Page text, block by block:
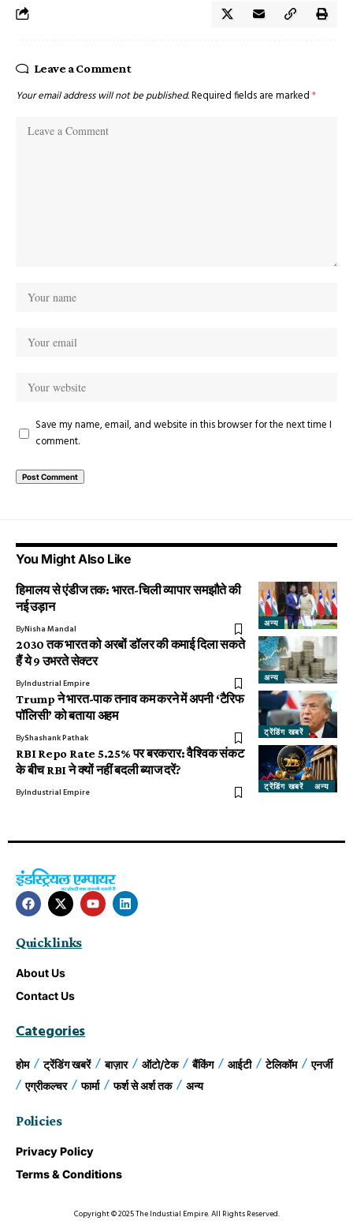
Leave a Comment
Your email address will not be published.Required fields are marked *
Save my name, email, and website in this browser for the next time I
comment.
You Might Also Like
अन्य
हिमालय से एंडीज तक: भारत-चिली व्यापार समझौते की
नई उड़ान
ByNisha Mandal
अन्य
2030 तक भारत को अरबों डॉलर की कमाई दिला सकते
हैं ये 9 उभरते सेक्टर
ByIndustrial Empire
ट्रेंडिंग खबरें
Trump ने भारत-पाक तनाव कम करने में अपनी ‘टैरिफ
पॉलिसी’ को बताया अहम
ByShashank Pathak
ट्रेंडिंग खबरें अन्य
RBI Repo Rate 5.25% पर बरकरार: वैश्विक संकट
के बीच RBI ने क्यों नहीं बदली ब्याज दरें?
ByIndustrial Empire
Quick links
About Us
Contact Us
Categories
होम ट्रेंडिंग खबरें बाज़ार ऑटो/टेक बैंकिंग आईटी टेलिकॉम
एनर्जी
एग्रीकल्चर
फार्मा फर्श से अर्श तक अन्य
Policies
Privacy Policy
Terms & Conditions
Copyright © 2025 The Industial Empire. All Rights Reserved.